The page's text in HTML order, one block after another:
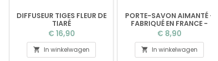
DIFFUSEUR TIGES FLEUR DE
TIARÉ
Prijs
€ 16,90
 In winkelwagen
PORTE-SAVON AIMANTÉ -
FABRIQUÉ EN FRANCE -
SANS EMBALLAGE
Prijs
€ 8,90
 In winkelwagen